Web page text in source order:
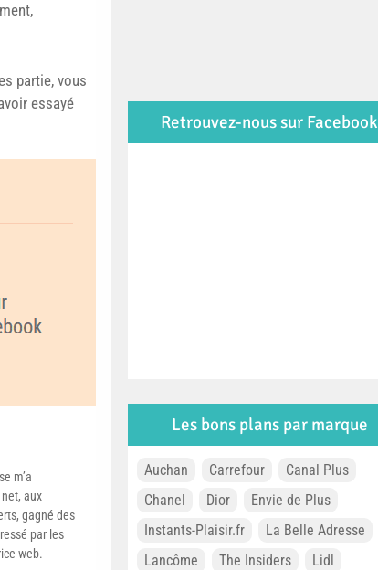
partie, vous
essayé
m’a
aux
gagné des
par les
web.
Retrouvez-nous sur Facebook
Les bons plans par marque
Auchan Carrefour
Canal Plus
Chanel
Dior
Envie de Plus
Instants-Plaisir.fr
La Belle Adresse
Lancôme
The Insiders
Lidl